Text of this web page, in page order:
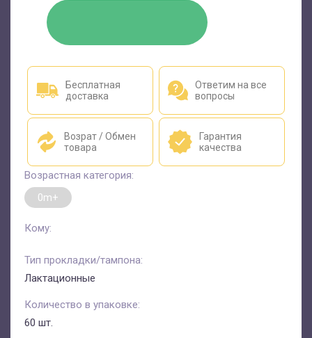
Бесплатная
доставка
Ответим на все
вопросы
Возрат / Обмен
товара
Гарантия
качества
Возрастная категория:
0m+
Кому:
Тип прокладки/тампона:
Лактационные
Количество в упаковке:
60 шт.